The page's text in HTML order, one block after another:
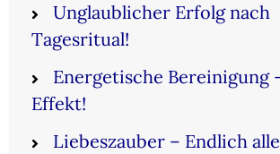
Unglaublicher Erfolg nach
Tagesritual!
Energetische Bereinigung
Effekt!
Liebeszauber – Endlich